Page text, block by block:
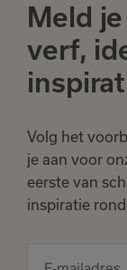
Meld
verf,
Volg het
je aan voor
eerste van
inspiratie